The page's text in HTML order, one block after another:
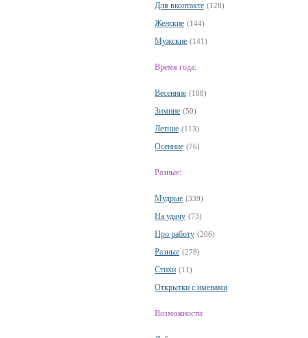
Для вконтакте (128)
Женские (144)
Мужские (141)
Время года:
Весенние (108)
Зимние (50)
Летние (113)
Осенние (76)
Разные:
Мудрые (339)
На удачу (73)
Про работу (206)
Разные (278)
Стихи (11)
Открытки с именами
Возможности: